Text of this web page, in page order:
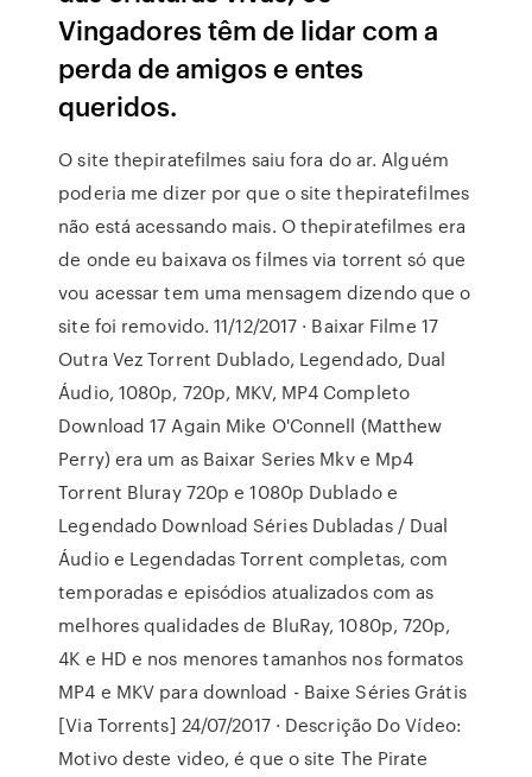
Vingadores têm de lidar com a
perda de amigos e entes
queridos.
O site thepiratefilmes saiu fora do ar. Alguém
poderia me dizer por que o site thepiratefilmes
não está acessando mais. O thepiratefilmes era
de onde eu baixava os filmes via torrent só que
vou acessar tem uma mensagem dizendo que o
site foi removido. 11/12/2017 · Baixar Filme 17
Outra Vez Torrent Dublado, Legendado, Dual
Áudio, 1080p, 720p, MKV, MP4 Completo
Download 17 Again Mike O'Connell (Matthew
Perry) era um as Baixar Series Mkv e Mp4
Torrent Bluray 720p e 1080p Dublado e
Legendado Download Séries Dubladas / Dual
Áudio e Legendadas Torrent completas, com
temporadas e episódios atualizados com as
melhores qualidades de BluRay, 1080p, 720p,
4K e HD e nos menores tamanhos nos formatos
MP4 e MKV para download - Baixe Séries Grátis
[Via Torrents] 24/07/2017 · Descrição Do Vídeo:
Motivo deste video, é que o site The Pirate